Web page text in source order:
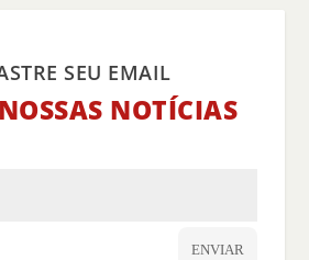
SEU EMAIL
NOTÍCIAS
ENVIAR